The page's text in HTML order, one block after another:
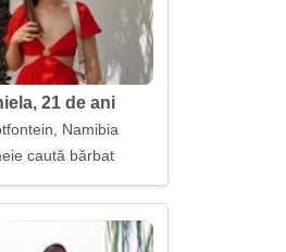
21 de ani
Namibia
caută bărbat